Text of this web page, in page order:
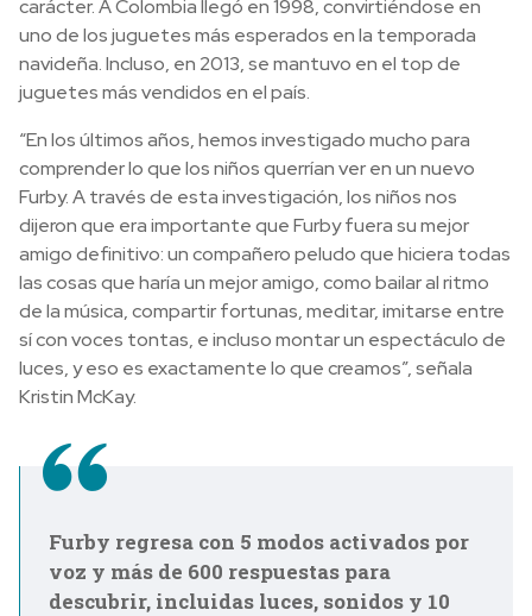
carácter. A Colombia llegó en 1998, convirtiéndose en
uno de los juguetes más esperados en la temporada
navideña. Incluso, en 2013, se mantuvo en el top de
juguetes más vendidos en el país.
“En los últimos años, hemos investigado mucho para
comprender lo que los niños querrían ver en un nuevo
Furby. A través de esta investigación, los niños nos
dijeron que era importante que Furby fuera su mejor
amigo definitivo: un compañero peludo que hiciera todas
las cosas que haría un mejor amigo, como bailar al ritmo
de la música, compartir fortunas, meditar, imitarse entre
sí con voces tontas, e incluso montar un espectáculo de
luces, y eso es exactamente lo que creamos”, señala
Kristin McKay.
Furby regresa con 5 modos activados por
voz y más de 600 respuestas para
descubrir, incluidas luces, sonidos y 10